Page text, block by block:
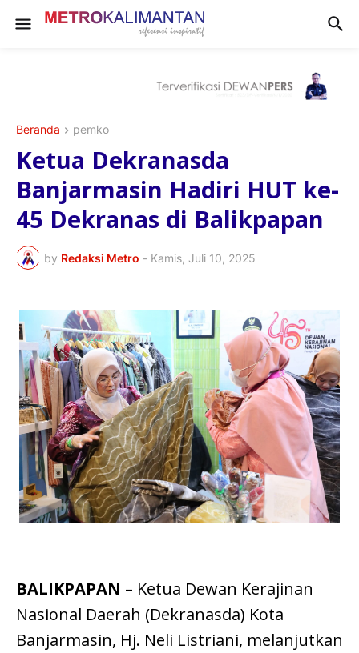
Beranda pemko
Ketua Dekranasda
Banjarmasin Hadiri HUT ke-
45 Dekranas di Balikpapan
by Redaksi Metro - Kamis, Juli 10, 2025
BALIKPAPAN – Ketua Dewan Kerajinan
Nasional Daerah (Dekranasda) Kota
Banjarmasin, Hj. Neli Listriani, melanjutkan